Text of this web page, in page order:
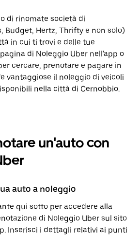
di rinomate società di
Budget, Hertz, Thrifty e non solo)
in cui ti trovi e delle tue
di Noleggio Uber nell'app o
cercare, prenotare e pagare in
vantaggiose il noleggio di veicoli
nella città di Cernobbio.
un'auto con
auto a noleggio
qui sotto per accedere alla
di Noleggio Uber sul sito
Inserisci i dettagli relativi ai punti